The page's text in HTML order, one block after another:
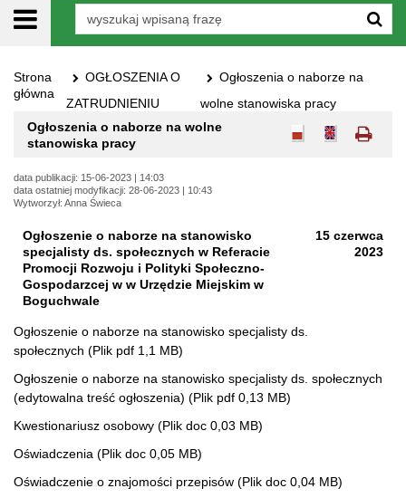
Wyszukiwarka
Jesteś
tutaj:
Strona
główna
OGŁOSZENIA O
ZATRUDNIENIU
Ogłoszenia o naborze na
wolne stanowiska pracy
Ogłoszenia o naborze na wolne
stanowiska pracy
data publikacji: 15-06-2023 | 14:03
data ostatniej modyfikacji: 28-06-2023 | 10:43
Wytworzył: Anna Świeca
Ogłoszenie o naborze na stanowisko
specjalisty ds. społecznych w Referacie
Promocji Rozwoju i Polityki Społeczno-
Gospodarzcej w w Urzędzie Miejskim w
Boguchwale
15 czerwca
2023
Ogłoszenie o naborze na stanowisko specjalisty ds.
społecznych (Plik pdf 1,1 MB)
Ogłoszenie o naborze na stanowisko specjalisty ds. społecznych
(edytowalna treść ogłoszenia) (Plik pdf 0,13 MB)
Kwestionariusz osobowy (Plik doc 0,03 MB)
Oświadczenia (Plik doc 0,05 MB)
Oświadczenie o znajomości przepisów (Plik doc 0,04 MB)